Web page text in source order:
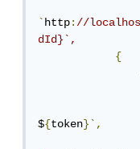
`http://
dId}`,
{
${token}`,